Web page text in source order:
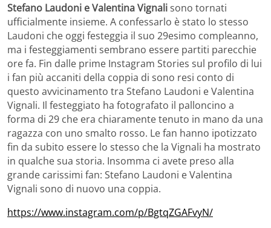
Stefano Laudoni e Valentina Vignalisono tornati
ufficialmente insieme. A confessarlo è stato lo stesso
Laudoni che oggi festeggia il suo 29esimo compleanno,
ma i festeggiamenti sembrano essere partiti parecchie
ore fa. Fin dalle prime Instagram Stories sul profilo di lui
i fan più accaniti della coppia di sono resi conto di
questo avvicinamento tra Stefano Laudoni e Valentina
Vignali. Il festeggiato ha fotografato il palloncino a
forma di 29 che era chiaramente tenuto in mano da una
ragazza con uno smalto rosso. Le fan hanno ipotizzato
fin da subito essere lo stesso che la Vignali ha mostrato
in qualche sua storia. Insomma ci avete preso alla
grande carissimi fan: Stefano Laudoni e Valentina
Vignali sono di nuovo una coppia.
https://www.instagram.com/p/BgtqZGAFvyN/